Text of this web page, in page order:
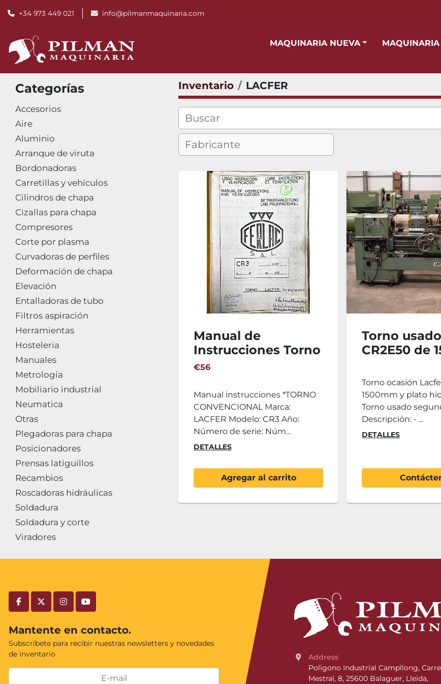
+34 973 449 021 info@pilmanmaquinaria.com
MAQUINARIA NUEVA
Categorías
Accesorios
Aire
Aluminio
Arranque de viruta
Bordonadoras
Carretillas y vehículos
Cilindros de chapa
Cizallas para chapa
Compresores
Corte por plasma
Curvadoras de perfiles
Deformación de chapa
Elevación
Entalladoras de tubo
Filtros aspiración
Herramientas
Hosteleria
Manuales
Metrología
Mobiliario industrial
Neumatica
Otras
Plegadoras para chapa
Posicionadores
Prensas latiguillos
Recambios
Roscadoras hidráulicas
Soldadura
Soldadura y corte
Viradores
Inventario LACFER
Manual de
Instrucciones Torno
Lacfer CR3
€56
Manual instrucciones *TORNO
CONVENCIONAL Marca:
LACFER Modelo: CR3 Año:
Número de serie: Núm...
DETALLES
Agregar al carrito
Torno
CR2E50 de
Torno ocasión
1500mm y plato
Torno usado
Descripción: - ...
DETALLES
facebooktwitterinstagramyoutube
Mantente en contacto.
Subscríbete para recibir nuestras newsletters y novedades
de inventario
Address
Poligono Industrial Campllong,
Mestral, 8, 25600 Balaguer, Lleida,